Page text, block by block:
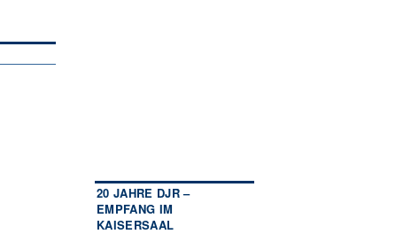
20 JAHRE DJR –
EMPFANG IM
KAISERSAAL